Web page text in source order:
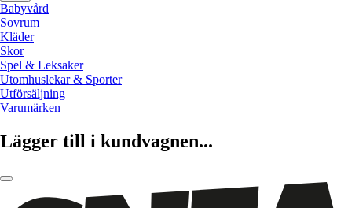
Babyvård
Sovrum
Kläder
Skor
Spel & Leksaker
Utomhuslekar & Sporter
Utförsäljning
Varumärken
Lägger till i kundvagnen...